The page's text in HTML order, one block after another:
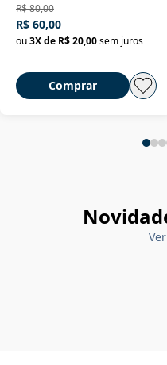
R$ 80,00
R$ 60,00
ou3X de R$ 20,00sem juros
Comprar